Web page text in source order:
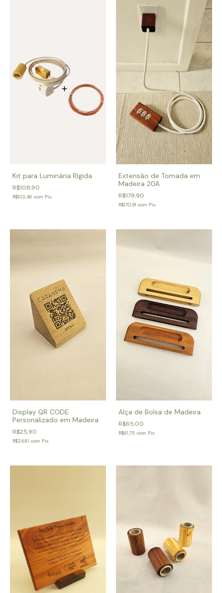
Kit para Luminária Rígida
R$108,90
R$103,46 com Pix
Extensão de Tomada em
Madeira 20A
R$179,90
R$170,91 com Pix
Display QR CODE
Personalizado em Madeira
R$25,90
R$24,61 com Pix
Alça de Bolsa de Madeira
R$65,00
R$61,75 com Pix